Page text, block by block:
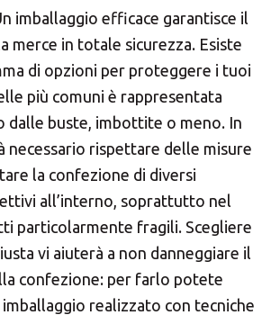
imballaggio efficace garantisce il
merce in totale sicurezza. Esiste
di opzioni per proteggere i tuoi
più comuni è rappresentata
dalle buste, imbottite o meno. In
necessario rispettare delle misure
la confezione di diversi
all’interno, soprattutto nel
particolarmente fragili. Scegliere
vi aiuterà a non danneggiare il
confezione: per farlo potete
realizzato con tecniche